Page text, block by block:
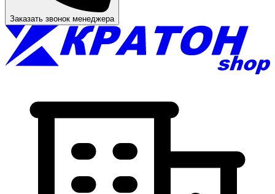
Заказать звонок менеджера